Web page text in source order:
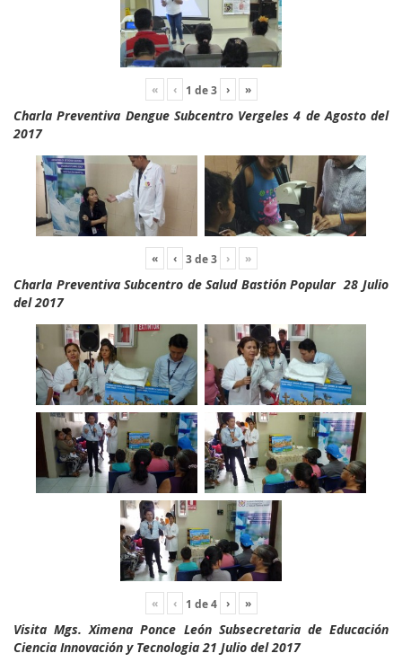
« ‹ 1 de3 › »
Charla Preventiva Dengue Subcentro Vergeles 4 de Agosto del
2017
« ‹ 3de3 › »
Charla Preventiva Subcentro de Salud Bastión Popular 28 Julio
del 2017
« ‹ 1 de4 › »
Visita Mgs. Ximena Ponce León Subsecretaria de Educación
Ciencia Innovación y Tecnologia 21 Julio del 2017